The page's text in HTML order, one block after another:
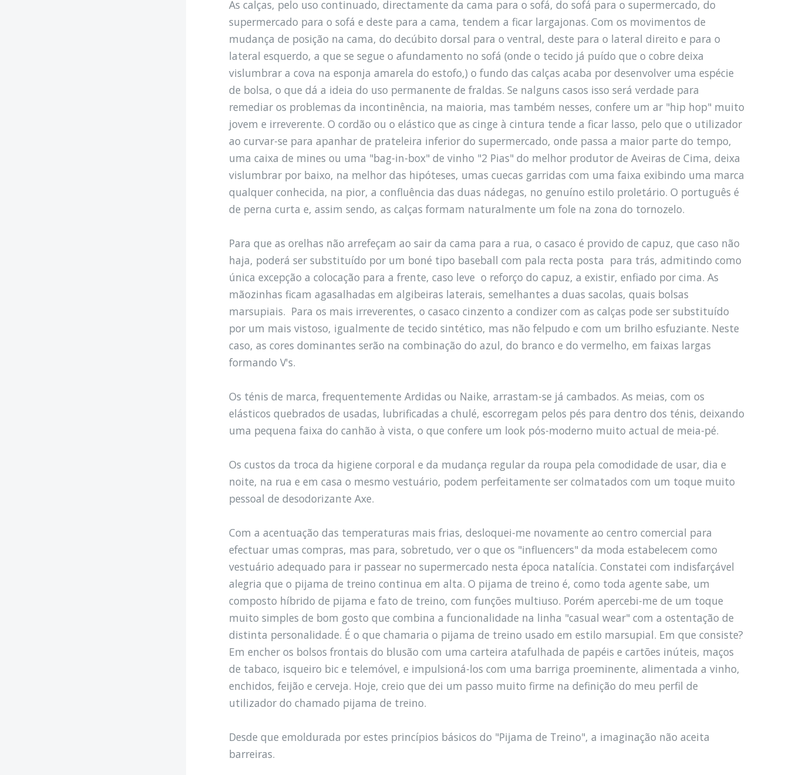
As calças, pelo uso continuado, directamente da cama para o sofá, do sofá para o supermercado, do
supermercado para o sofá e deste para a cama, tendem a ficar largajonas. Com os movimentos de
mudança de posição na cama, do decúbito dorsal para o ventral, deste para o lateral direito e para o
lateral esquerdo, a que se segue o afundamento no sofá (onde o tecido já puído que o cobre deixa
vislumbrar a cova na esponja amarela do estofo,) o fundo das calças acaba por desenvolver uma espécie
de bolsa, o que dá a ideia do uso permanente de fraldas. Se nalguns casos isso será verdade para
remediar os problemas da incontinência, na maioria, mas também nesses, confere um ar "hip hop" muito
jovem e irreverente. O cordão ou o elástico que as cinge à cintura tende a ficar lasso, pelo que o utilizador
ao curvar-se para apanhar de prateleira inferior do supermercado, onde passa a maior parte do tempo,
uma caixa de mines ou uma "bag-in-box" de vinho "2 Pias" do melhor produtor de Aveiras de Cima, deixa
vislumbrar por baixo, na melhor das hipóteses, umas cuecas garridas com uma faixa exibindo uma marca
qualquer conhecida, na pior, a confluência das duas nádegas, no genuíno estilo proletário. O português é
de perna curta e, assim sendo, as calças formam naturalmente um fole na zona do tornozelo.
Para que as orelhas não arrefeçam ao sair da cama para a rua, o casaco é provido de capuz, que caso não
haja, poderá ser substituído por um boné tipo baseball com pala recta posta para trás, admitindo como
única excepção a colocação para a frente, caso leve o reforço do capuz, a existir, enfiado por cima. As
mãozinhas ficam agasalhadas em algibeiras laterais, semelhantes a duas sacolas, quais bolsas
marsupiais. Para os mais irreverentes, o casaco cinzento a condizer com as calças pode ser substituído
por um mais vistoso, igualmente de tecido sintético, mas não felpudo e com um brilho esfuziante. Neste
caso, as cores dominantes serão na combinação do azul, do branco e do vermelho, em faixas largas
formando V's.
Os ténis de marca, frequentemente Ardidas ou Naike, arrastam-se já cambados. As meias, com os
elásticos quebrados de usadas, lubrificadas a chulé, escorregam pelos pés para dentro dos ténis, deixando
uma pequena faixa do canhão à vista, o que confere um look pós-moderno muito actual de meia-pé.
Os custos da troca da higiene corporal e da mudança regular da roupa pela comodidade de usar, dia e
noite, na rua e em casa o mesmo vestuário, podem perfeitamente ser colmatados com um toque muito
pessoal de desodorizante Axe.
Com a acentuação das temperaturas mais frias, desloquei-me novamente ao centro comercial para
efectuar umas compras, mas para, sobretudo, ver o que os "influencers" da moda estabelecem como
vestuário adequado para ir passear no supermercado nesta época natalícia. Constatei com indisfarçável
alegria que o pijama de treino continua em alta. O pijama de treino é, como toda agente sabe, um
composto híbrido de pijama e fato de treino, com funções multiuso. Porém apercebi-me de um toque
muito simples de bom gosto que combina a funcionalidade na linha "casual wear" com a ostentação de
distinta personalidade. É o que chamaria o pijama de treino usado em estilo marsupial. Em que consiste?
Em encher os bolsos frontais do blusão com uma carteira atafulhada de papéis e cartões inúteis, maços
de tabaco, isqueiro bic e telemóvel, e impulsioná-los com uma barriga proeminente, alimentada a vinho,
enchidos, feijão e cerveja. Hoje, creio que dei um passo muito firme na definição do meu perfil de
utilizador do chamado pijama de treino.
Desde que emoldurada por estes princípios básicos do "Pijama de Treino", a imaginação não aceita
barreiras.